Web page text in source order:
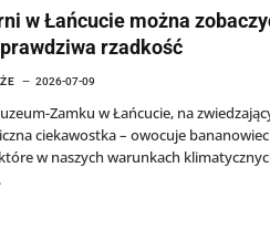
w Łańcucie można
rzadkość
2026-07-09
Zamku w Łańcucie, na
ciekawostka – owocuje bananowiec
w naszych warunkach